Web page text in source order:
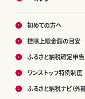
初めての方へ
控除上限金額の目安
ふるさと納税確定申
ワンストップ特例制度
ふるさと納税ナビ（外